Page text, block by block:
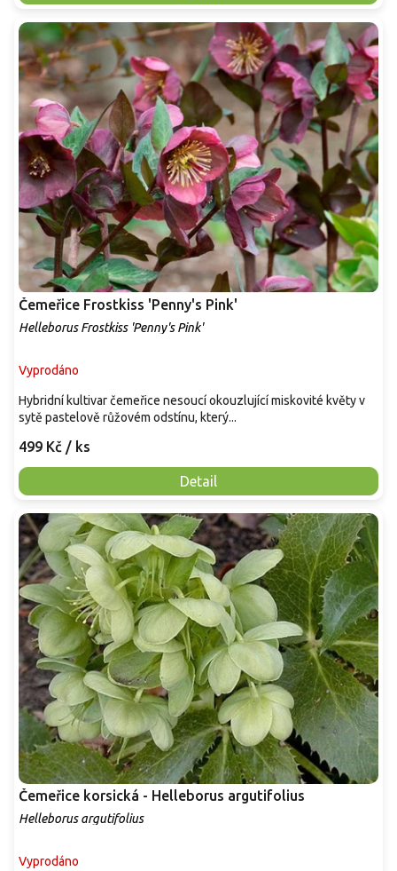
Čemeřice Frostkiss 'Penny's Pink'
Helleborus Frostkiss 'Penny's Pink'
Vyprodáno
499 Kč / ks
Detail
Hybridní kultivar čemeřice nesoucí okouzlující miskovité květy v
sytě pastelově růžovém odstínu, který...
Čemeřice korsická - Helleborus argutifolius
Helleborus argutifolius
Vyprodáno